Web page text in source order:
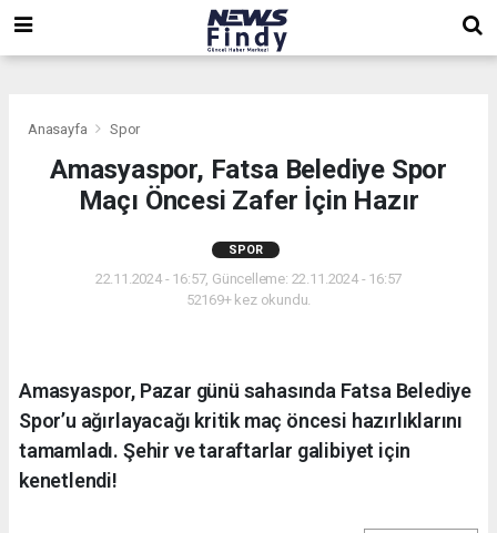
Anasayfa Spor
Amasyaspor, Fatsa Belediye Spor
Maçı Öncesi Zafer İçin Hazır
SPOR
22.11.2024 - 16:57, Güncelleme: 22.11.2024 - 16:57
52169+ kez okundu.
Amasyaspor, Pazar günü sahasında Fatsa Belediye
Spor’u ağırlayacağı kritik maç öncesi hazırlıklarını
tamamladı. Şehir ve taraftarlar galibiyet için
kenetlendi!